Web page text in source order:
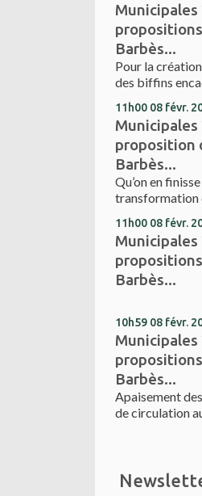
Municipales
Barbès...
Pour la
des biffins
11h00 08 févr.
Municipales
proposition
Barbès...
Qu’on en
transformation
11h00 08 févr.
Municipales
Barbès...
10h59 08 févr.
Municipales
Barbès...
Apaisement
de circulation